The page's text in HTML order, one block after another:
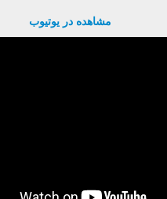
مشاهده در یوتیوب